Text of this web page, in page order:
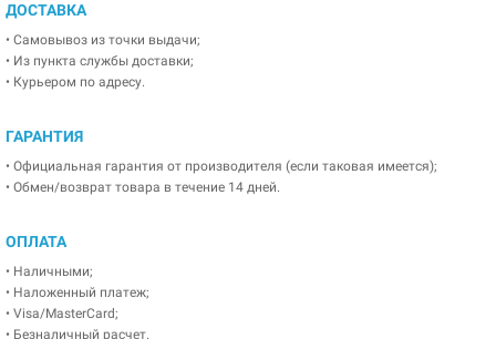
ДОСТАВКА
• Самовывоз из точки выдачи;
• Из пункта службы доставки;
• Курьером по адресу.
ГАРАНТИЯ
• Официальная гарантия от производителя (если таковая имеется);
• Обмен/возврат товара в течение 14 дней.
ОПЛАТА
• Наличными;
• Наложенный платеж;
• Visa/MasterCard;
• Безналичный расчет.